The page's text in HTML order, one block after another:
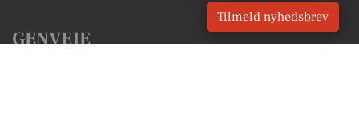
GENVEJE
Tilmeld nyhedsbrev